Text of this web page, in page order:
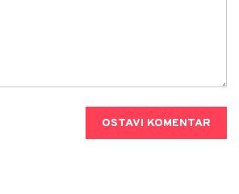
OSTAVI KOMENTAR